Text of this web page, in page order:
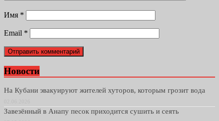
Имя *
Email *
Новости
На Кубани эвакуируют жителей хуторов, которым грозит вода
Завезённый в Анапу песок приходится сушить и сеять